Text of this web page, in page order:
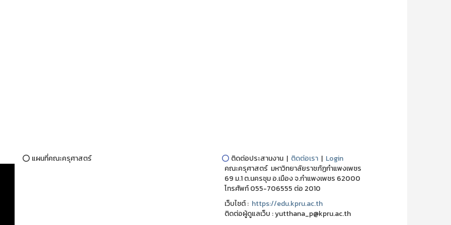
⭕ แผนที่คณะครุศาสตร์ ⭕ ติดต่อประสานงาน | ติดต่อเรา | Login
คณะครุศาสตร์ มหาวิทยาลัยราชภัฏกำแพงเพชร
69 ม.1 ต.นครชุม อ.เมือง จ.กำแพงเพชร 62000
โทรศัพท์ 055-706555 ต่อ 2010
เว็บไชต์ : https://edu.kpru.ac.th
ติดต่อผู้ดูแลเว็บ : yutthana_p@kpru.ac.th